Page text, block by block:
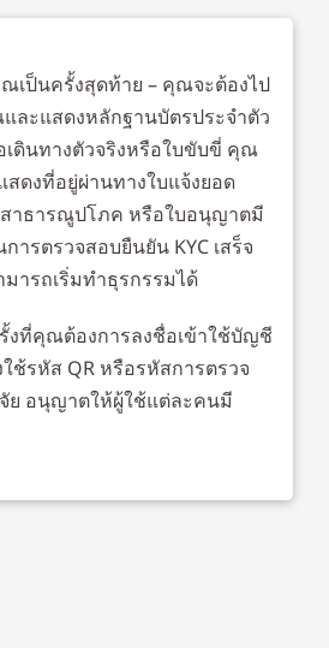
ป็นครั้งสุดท้าย – คุณจะต้องไป
ะแสดงหลักฐานบัตรประจำตัว
เดินทางตัวจริงหรือใบขับขี่ คุณ
ดงที่อยู่ผ่านทางใบแจ้งยอด
าธารณูปโภค หรือใบอนุญาตมี
ารตรวจสอบยืนยัน KYC เสร็จ
รถเริ่มทำธุรกรรมได้
งที่คุณต้องการลงชื่อเข้าใช้บัญชี
รหัส QR หรือรหัสการตรวจ
ย อนุญาตให้ผู้ใช้แต่ละคนมี